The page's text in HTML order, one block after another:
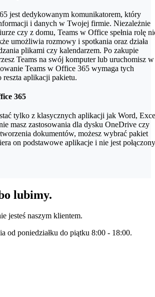
jest dedykowanym komunikatorem, który
i danych w Twojej firmie. Niezależnie
czy z domu, Teams w Office spełnia rolę
umożliwia rozmowy i spotkania oraz działa
plikami czy kalendarzem. Po zakupie
Teams na swój komputer lub uruchomisz w
Teams w Office 365 wymaga tych
reszta aplikacji pakietu.
365
tylko z klasycznych aplikacji jak Word,
masz zastosowania dla dysku OneDrive czy
dokumentów, możesz wybrać pakiet
on podstawowe aplikacje i nie jest połączony
lubimy.
jesteś naszym klientem.
od poniedziałku do piątku 8:00 - 18:00.